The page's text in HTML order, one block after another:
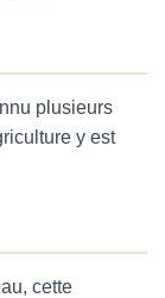
plusieurs
y est
cette